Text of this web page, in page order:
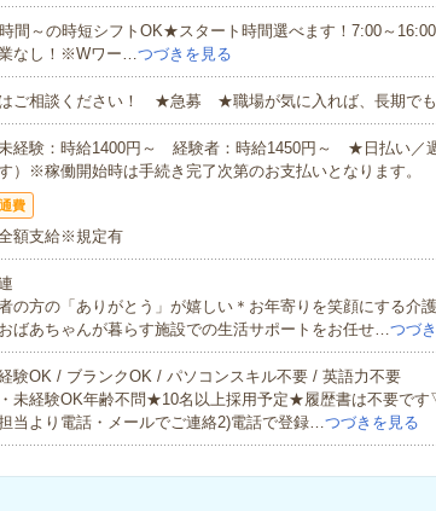
間～の時短シフトOK★スタート時間選べます！7:00～
なし！※Wワー…つづきを見る
ご相談ください！ ★急募 ★職場が気に入れば、長期でも
経験：時給1400円～ 経験者：時給1450円～ ★日払い／
）※稼働開始時は手続き完了次第のお支払いとなります。
費
額支給※規定有
の方の「ありがとう」が嬉しい＊お年寄りを笑顔にする介
ばあちゃんが暮らす施設での生活サポートをお任せ…つづ
験OK / ブランクOK / パソコンスキル不要 / 英語力不要
未経験OK年齢不問★10名以上採用予定★履歴書は不要です
当より電話・メールでご連絡2)電話で登録…つづきを見る